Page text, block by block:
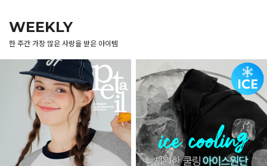
WEEKLY
한 주간 가장 많은 사랑을 받은 아이템